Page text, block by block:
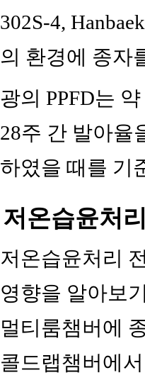
302S-4,
의 환경에 종자
광의 PPFD는 약
28주 간 발아율
하였을 때를 기
저온습윤처
저온습윤처리
영향을 알아보
멀티룸챔버에
콜드랩챔버에